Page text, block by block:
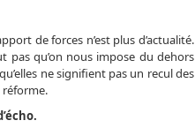
de forces n’est plus d’actualité.
pas qu’on nous impose du dehors
ne signifient pas un recul des
réforme.